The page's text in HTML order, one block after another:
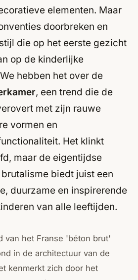
elementen. Maar
doorbreken en
die op het eerste gezicht
op de kinderlijke
hebben het over de
, een trend die de
met zijn rauwe
vormen en
Het klinkt
maar de eigentijdse
biedt juist een
duurzame en inspirerende
van alle leeftijden.
van het Franse 'béton brut'
in de architectuur van de
kenmerkt zich door het